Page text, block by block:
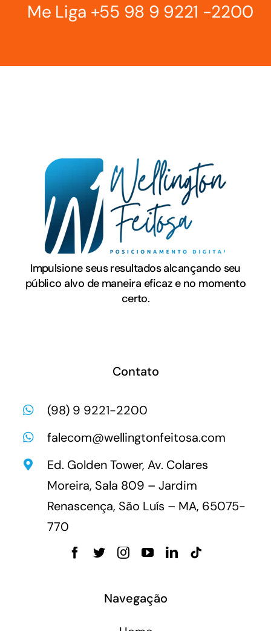
Me Liga +55 98 9 9221 -2200
Impulsione seus resultados alcançando seu
público alvo de maneira eficaz e no momento
certo.
Contato
(98) 9 9221-2200
falecom@wellingtonfeitosa.com
Ed. Golden Tower, Av. Colares
Moreira, Sala 809 – Jardim
Renascença, São Luís – MA, 65075-
770
Navegação